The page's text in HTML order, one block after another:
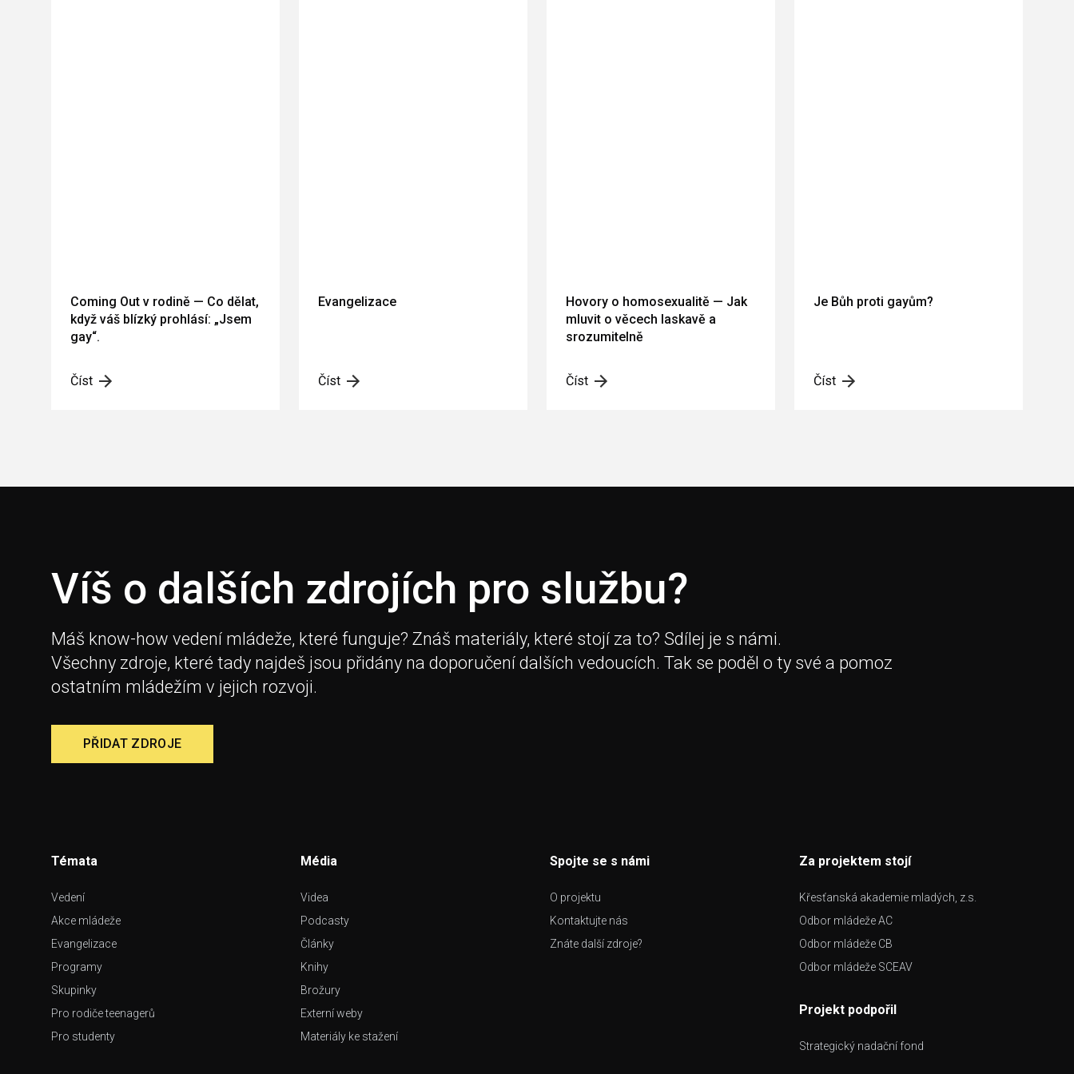
Coming Out v rodině — Co dělat,
když váš blízký prohlásí: „Jsem
gay“.
Číst
Evangelizace
Číst
Hovory o homosexualitě — Jak
mluvit o věcech laskavě a
srozumitelně
Číst
Je Bůh proti gayům?
Číst
Víš o dalších zdrojích pro službu?
Máš know-how vedení mládeže, které funguje? Znáš materiály, které stojí za to? Sdílej je s námi.
Všechny zdroje, které tady najdeš jsou přidány na doporučení dalších vedoucích. Tak se poděl o ty své a pomoz
ostatním mládežím v jejich rozvoji.
PŘIDAT ZDROJE
Témata
Vedení
Akce mládeže
Evangelizace
Programy
Skupinky
Pro rodiče teenagerů
Pro studenty
Média
Videa
Podcasty
Články
Knihy
Brožury
Externí weby
Materiály ke stažení
Spojte se s námi
O projektu
Kontaktujte nás
Znáte další zdroje?
Za projektem stojí
Křesťanská akademie mladých, z.s.
Odbor mládeže AC
Odbor mládeže CB
Odbor mládeže SCEAV
Projekt podpořil
Strategický nadační fond